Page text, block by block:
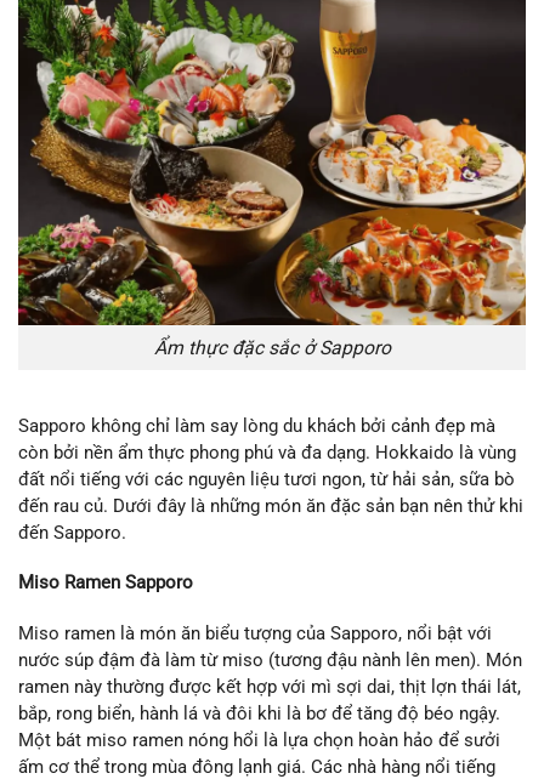
Ẩm thực đặc sắc ở Sapporo
Sapporo không chỉ làm say lòng du khách bởi cảnh đẹp mà
còn bởi nền ẩm thực phong phú và đa dạng. Hokkaido là vùng
đất nổi tiếng với các nguyên liệu tươi ngon, từ hải sản, sữa bò
đến rau củ. Dưới đây là những món ăn đặc sản bạn nên thử khi
đến Sapporo.
Miso Ramen Sapporo
Miso ramen là món ăn biểu tượng của Sapporo, nổi bật với
nước súp đậm đà làm từ miso (tương đậu nành lên men). Món
ramen này thường được kết hợp với mì sợi dai, thịt lợn thái lát,
bắp, rong biển, hành lá và đôi khi là bơ để tăng độ béo ngậy.
Một bát miso ramen nóng hổi là lựa chọn hoàn hảo để sưởi
ấm cơ thể trong mùa đông lạnh giá. Các nhà hàng nổi tiếng